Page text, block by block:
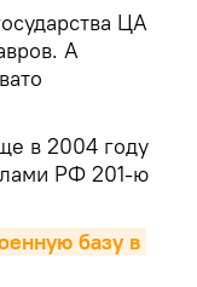
ЦА
А
в 2004 году
РФ 201-ю
базу в